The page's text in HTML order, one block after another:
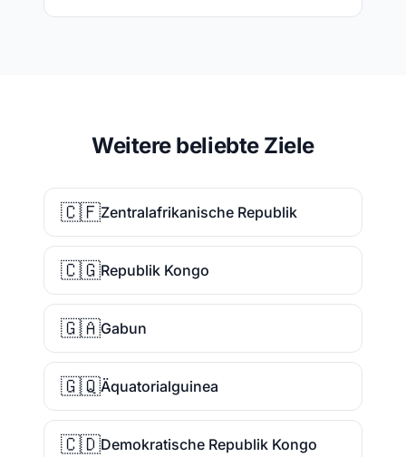
Weitere beliebte Ziele
🇨🇫Zentralafrikanische Republik
🇨🇬Republik Kongo
🇬🇦Gabun
🇬🇶Äquatorialguinea
🇨🇩Demokratische Republik Kongo